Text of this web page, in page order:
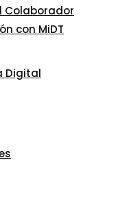
Colaborador
con MiDT
Digital